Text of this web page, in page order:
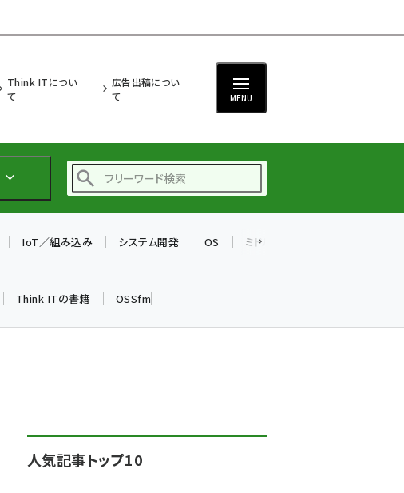
Think ITについ
て
広告出稿につい
て
MENU
仲間と築いた勝利の絆～
drupal (1940)
genai (1473)
IoT／組み込み システム開発 OS ミドルウェア
Think ITの書籍 OSSfm
人気記事トップ10